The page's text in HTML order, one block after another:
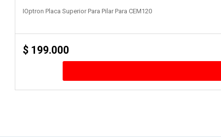
IOptron Placa Superior Para Pilar Para CEM120
$ 199.000